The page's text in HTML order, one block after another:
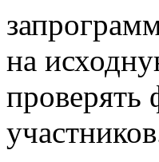
на
проверять